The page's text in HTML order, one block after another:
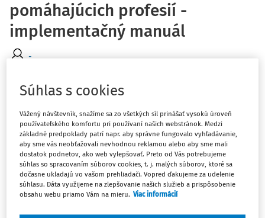
pomáhajúcich profesií -
implementačný manuál
-
2 minúty čítania
Národný inštitút vzdelávania a mládeže ako prijímateľ
národného projektuPodpora pomáhajúcich
profesií
3aktuálne vydal implementačný manuál k
projektu. Je záväzným dokumentom a nevyhnutnou
podmienkou jeho realizácie.
V manuáli nájdete obsadzované pozície v NP POP 3,
kvalifikačné predpoklady jednotlivých pozícií, veľkosti
Súhlas s cookies
Vážený návštevník, snažíme sa zo všetkých síl prinášať vysokú úroveň
používateľského komfortu pri používaní našich webstránok. Medzi
základné predpoklady patrí napr. aby správne fungovalo vyhľadávanie,
aby sme vás neobťažovali nevhodnou reklamou alebo aby sme mali
dostatok podnetov, ako web vylepšovať. Preto od Vás potrebujeme
súhlas so spracovaním súborov cookies, t. j. malých súborov, ktoré sa
dočasne ukladajú vo vašom prehliadači. Vopred ďakujeme za udelenie
súhlasu. Dáta využijeme na zlepšovanie našich služieb a prispôsobenie
obsahu webu priamo Vám na mieru. Viac informácií